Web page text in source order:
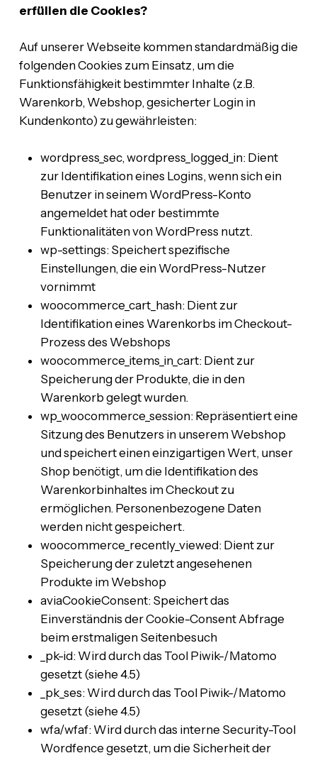
erfüllen die Cookies?
Auf unserer Webseite kommen standardmäßig die
folgenden Cookies zum Einsatz, um die
Funktionsfähigkeit bestimmter Inhalte (z.B.
Warenkorb, Webshop, gesicherter Login in
Kundenkonto) zu gewährleisten:
wordpress_sec, wordpress_logged_in: Dient
zur Identifikation eines Logins, wenn sich ein
Benutzer in seinem WordPress-Konto
angemeldet hat oder bestimmte
Funktionalitäten von WordPress nutzt.
wp-settings: Speichert spezifische
Einstellungen, die ein WordPress-Nutzer
vornimmt
woocommerce_cart_hash: Dient zur
Identifikation eines Warenkorbs im Checkout-
Prozess des Webshops
woocommerce_items_in_cart: Dient zur
Speicherung der Produkte, die in den
Warenkorb gelegt wurden.
wp_woocommerce_session: Repräsentiert eine
Sitzung des Benutzers in unserem Webshop
und speichert einen einzigartigen Wert, unser
Shop benötigt, um die Identifikation des
Warenkorbinhaltes im Checkout zu
ermöglichen. Personenbezogene Daten
werden nicht gespeichert.
woocommerce_recently_viewed: Dient zur
Speicherung der zuletzt angesehenen
Produkte im Webshop
aviaCookieConsent: Speichert das
Einverständnis der Cookie-Consent Abfrage
beim erstmaligen Seitenbesuch
_pk-id: Wird durch das Tool Piwik-/Matomo
gesetzt (siehe 4.5)
_pk_ses: Wird durch das Tool Piwik-/Matomo
gesetzt (siehe 4.5)
wfa/wfaf: Wird durch das interne Security-Tool
Wordfence gesetzt, um die Sicherheit der